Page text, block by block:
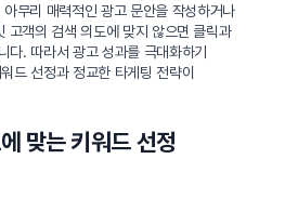
아무리 매력적인 광고 문안을 작성하거나
고객의 검색 의도에 맞지 않으면 클릭과
다. 따라서 광고 성과를 극대화하기
드 선정과 정교한 타게팅 전략이
맞는 키워드 선정